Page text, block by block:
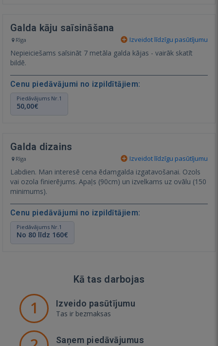
Galda kāju saīsināšana
Rīga Izveidot līdzīgu pasūtījumu
Nepieiciešams saīsināt 7 metāla galda kājas - vairāk skatīt
bildē.
Cenu piedāvājumi no izpildītājiem:
Piedāvājums Nr.1
50,00€
Galda dizains
Rīga Izveidot līdzīgu pasūtījumu
Labdien. Man interesē cena ēdamgalda izgatavošanai. Ozols
vai ozola finierējums. Apaļs (90cm) un izvelkams uz ovālu (150
minimums).
Cenu piedāvājumi no izpildītājiem:
Piedāvājums Nr.1
No 80 līdz 160€
Kā tas darbojas
1 Izveido pasūtījumu
Tas ir bezmaksas
Saņem piedāvājumus